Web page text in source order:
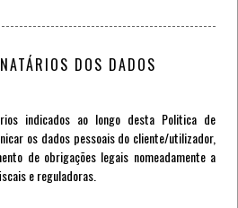
DOS DADOS
indicados ao longo desta Politica de
os dados pessoais do cliente/utilizador,
de obrigações legais nomeadamente a
e reguladoras.